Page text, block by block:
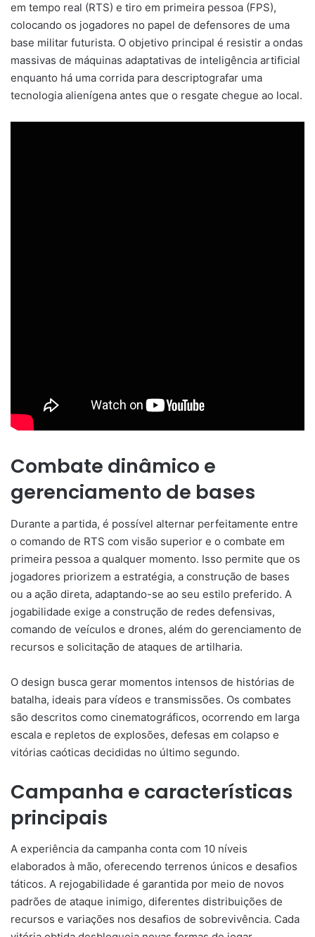
em tempo real (RTS) e tiro em primeira pessoa (FPS),
colocando os jogadores no papel de defensores de uma
base militar futurista. O objetivo principal é resistir a ondas
massivas de máquinas adaptativas de inteligência artificial
enquanto há uma corrida para descriptografar uma
tecnologia alienígena antes que o resgate chegue ao local.
Combate dinâmico e
gerenciamento de bases
Durante a partida, é possível alternar perfeitamente entre
o comando de RTS com visão superior e o combate em
primeira pessoa a qualquer momento. Isso permite que os
jogadores priorizem a estratégia, a construção de bases
ou a ação direta, adaptando-se ao seu estilo preferido. A
jogabilidade exige a construção de redes defensivas,
comando de veículos e drones, além do gerenciamento de
recursos e solicitação de ataques de artilharia.
O design busca gerar momentos intensos de histórias de
batalha, ideais para vídeos e transmissões. Os combates
são descritos como cinematográficos, ocorrendo em larga
escala e repletos de explosões, defesas em colapso e
vitórias caóticas decididas no último segundo.
Campanha e características
principais
A experiência da campanha conta com 10 níveis
elaborados à mão, oferecendo terrenos únicos e desafios
táticos. A rejogabilidade é garantida por meio de novos
padrões de ataque inimigo, diferentes distribuições de
recursos e variações nos desafios de sobrevivência. Cada